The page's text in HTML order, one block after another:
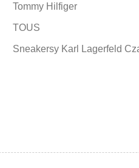
Tommy Hilfiger
TOUS
Sneakersy Karl Lagerfeld